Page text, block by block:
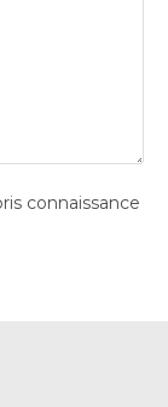
connaissance